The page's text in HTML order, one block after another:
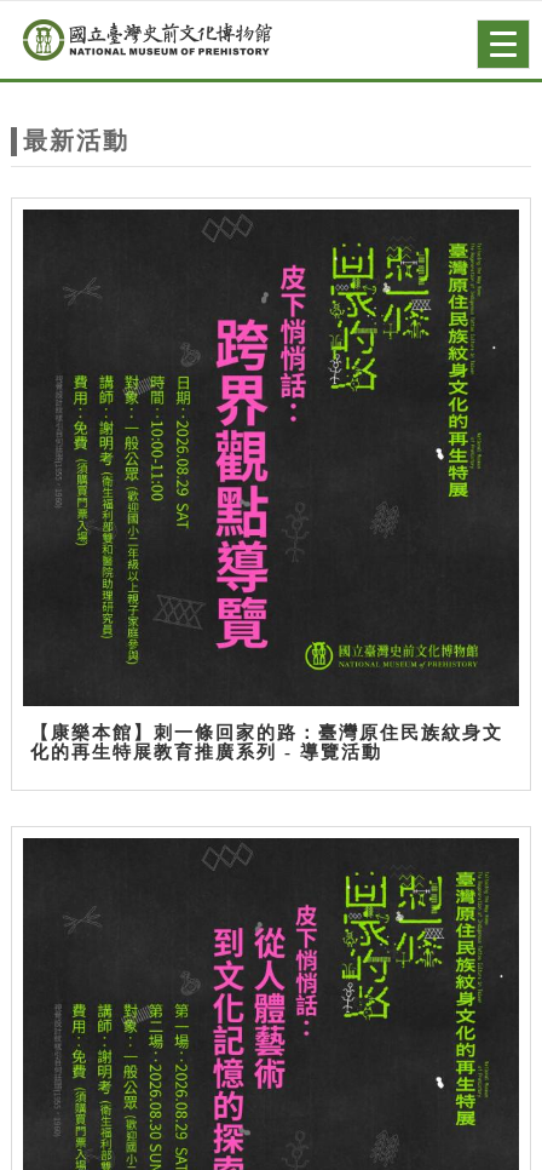
站
主
跳到主要內容
網站導覽
最新活動
【康樂本館】刺一條回家的路：臺灣原住民族紋身文
化的再生特展教育推廣系列 - 導覽活動